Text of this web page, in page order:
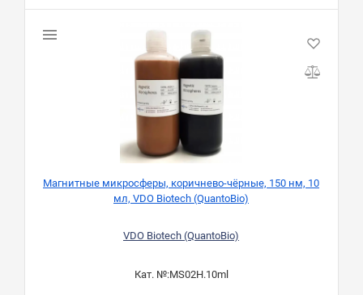
Магнитные микросферы, коричнево-чёрныe, 150 нм, 10
мл, VDO Biotech (QuantoBio)
VDO Biotech (QuantoBio)
Кат. №:MS02H.10ml